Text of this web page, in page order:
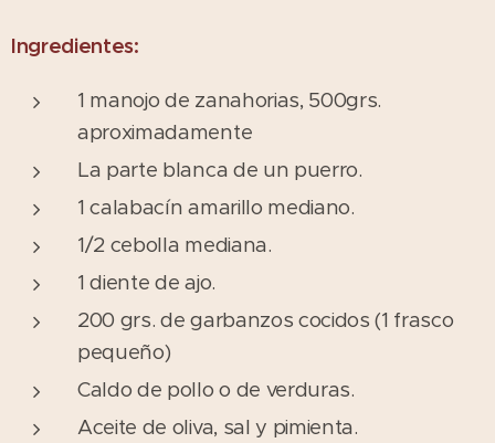
Ingredientes:
1 manojo de zanahorias, 500grs.
aproximadamente
La parte blanca de un puerro.
1 calabacín amarillo mediano.
1/2 cebolla mediana.
1 diente de ajo.
200 grs. de garbanzos cocidos (1 frasco
pequeño)
Caldo de pollo o de verduras.
Aceite de oliva, sal y pimienta.